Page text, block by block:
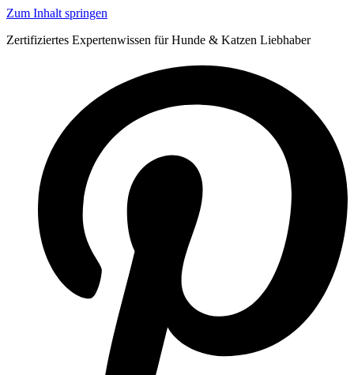
Zum Inhalt springen
Zertifiziertes Expertenwissen für Hunde & Katzen Liebhaber